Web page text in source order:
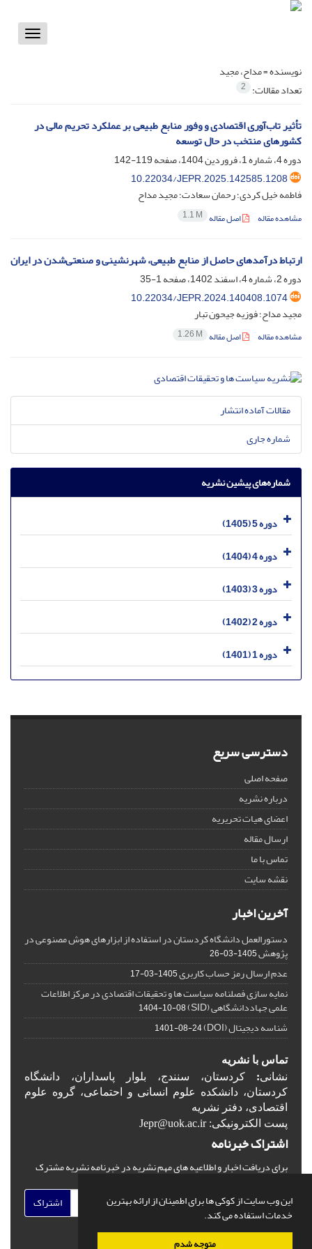
این وب سایت از کوکی ها برای اطمینان از ارائه بهترین
خدمات استفاده می کند.
متوجه شدم
Toggle
نویسنده =مداح، مجید
تعداد مقالات: 2
تأثیر تاب‌آوری اقتصادی و وفور منابع طبیعی بر عملکرد تحریم مالی در
کشورهای منتخب در حال توسعه
دوره 4، شماره 1، فروردین 1404، صفحه
119-142
10.22034/JEPR.2025.142585.1208
فاطمه خیل کردی؛ رحمان سعادت؛ مجید مداح
مشاهده مقاله اصل مقاله 1.1 M
ارتباط درآمدهای حاصل از منابع طبیعی، شهرنشینی و صنعتی‌شدن در ایران
دوره 2، شماره 4، اسفند 1402، صفحه
1-35
10.22034/JEPR.2024.140408.1074
مجید مداح؛ فوزیه جیحون تبار
مشاهده مقاله اصل مقاله 1.26 M
مقالات آماده انتشار
شماره جاری
شماره‌های پیشین نشریه
دوره 5 (1405)
دوره 4 (1404)
دوره 3 (1403)
دوره 2 (1402)
دوره 1 (1401)
دسترسی سریع
صفحه اصلی
درباره نشریه
اعضای هیات تحریریه
ارسال مقاله
تماس با ما
نقشه سایت
آخرین اخبار
دستورالعمل دانشگاه کردستان در استفاده از ابزارهای هوش مصنوعی در
پژوهش1405-03-26
عدم ارسال رمز حساب کاربری1405-03-17
نمایه سازی فصلنامه سیاست ها و تحقیقات اقتصادی در مرکز اطلاعات
علمی جهاددانشگاهی (SID) 1404-10-08
شناسه دیجیتال (DOI) 1401-08-24
تماس با نشریه
نشانی: کردستان، سنندج، بلوار پاسداران، دانشگاه
کردستان، دانشکده علوم انسانی و احتماعی، گروه علوم
اقتصادی، دفتر نشریه
پست الکترونیکی: Jepr@uok.ac.ir
اشتراک خبرنامه
برای دریافت اخبار و اطلاعیه های مهم نشریه در خبرنامه نشریه مشترک
اشتراک